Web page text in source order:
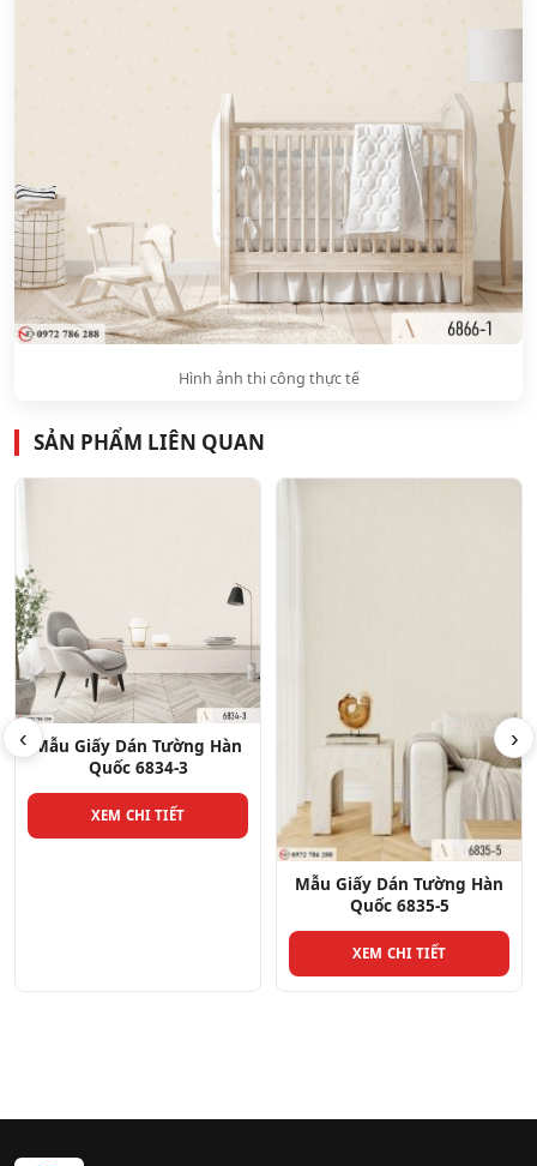
Hình ảnh thi công thực tế
SẢN PHẨM LIÊN QUAN
‹
Mẫu Giấy Dán Tường Hàn
Quốc 6838-3
XEM CHI TIẾT
›